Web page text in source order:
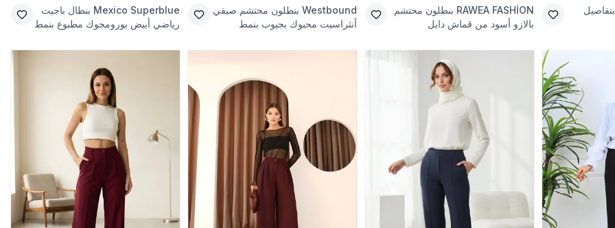
RAWEA FASHİON بنطلون محتشم
بالازو أسود من قماش دابل
Westbound بنطلون محتشم صيفي
أنثراسيت محبوك بجيوب بنمط
Mexico Superblue بنطال باجيت
رياضي أبيض بورومجوك مطبوع بنمط